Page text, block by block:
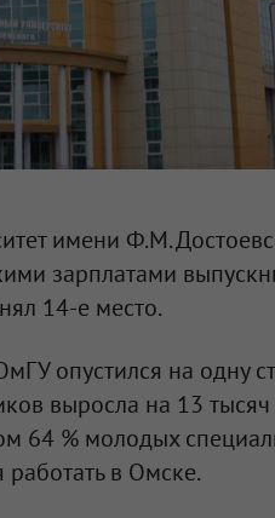
имени Ф.М.
зарплатами
14-е место.
опустился на одну
выросла на 13 тысяч
64 % молодых
работать в Омске.